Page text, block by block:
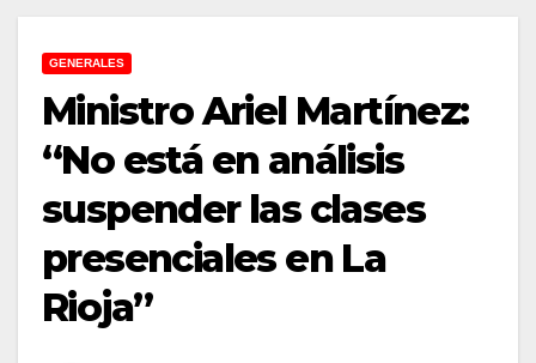
GENERALES
Ministro Ariel Martínez:
“No está en análisis
suspender las clases
presenciales en La
Rioja”